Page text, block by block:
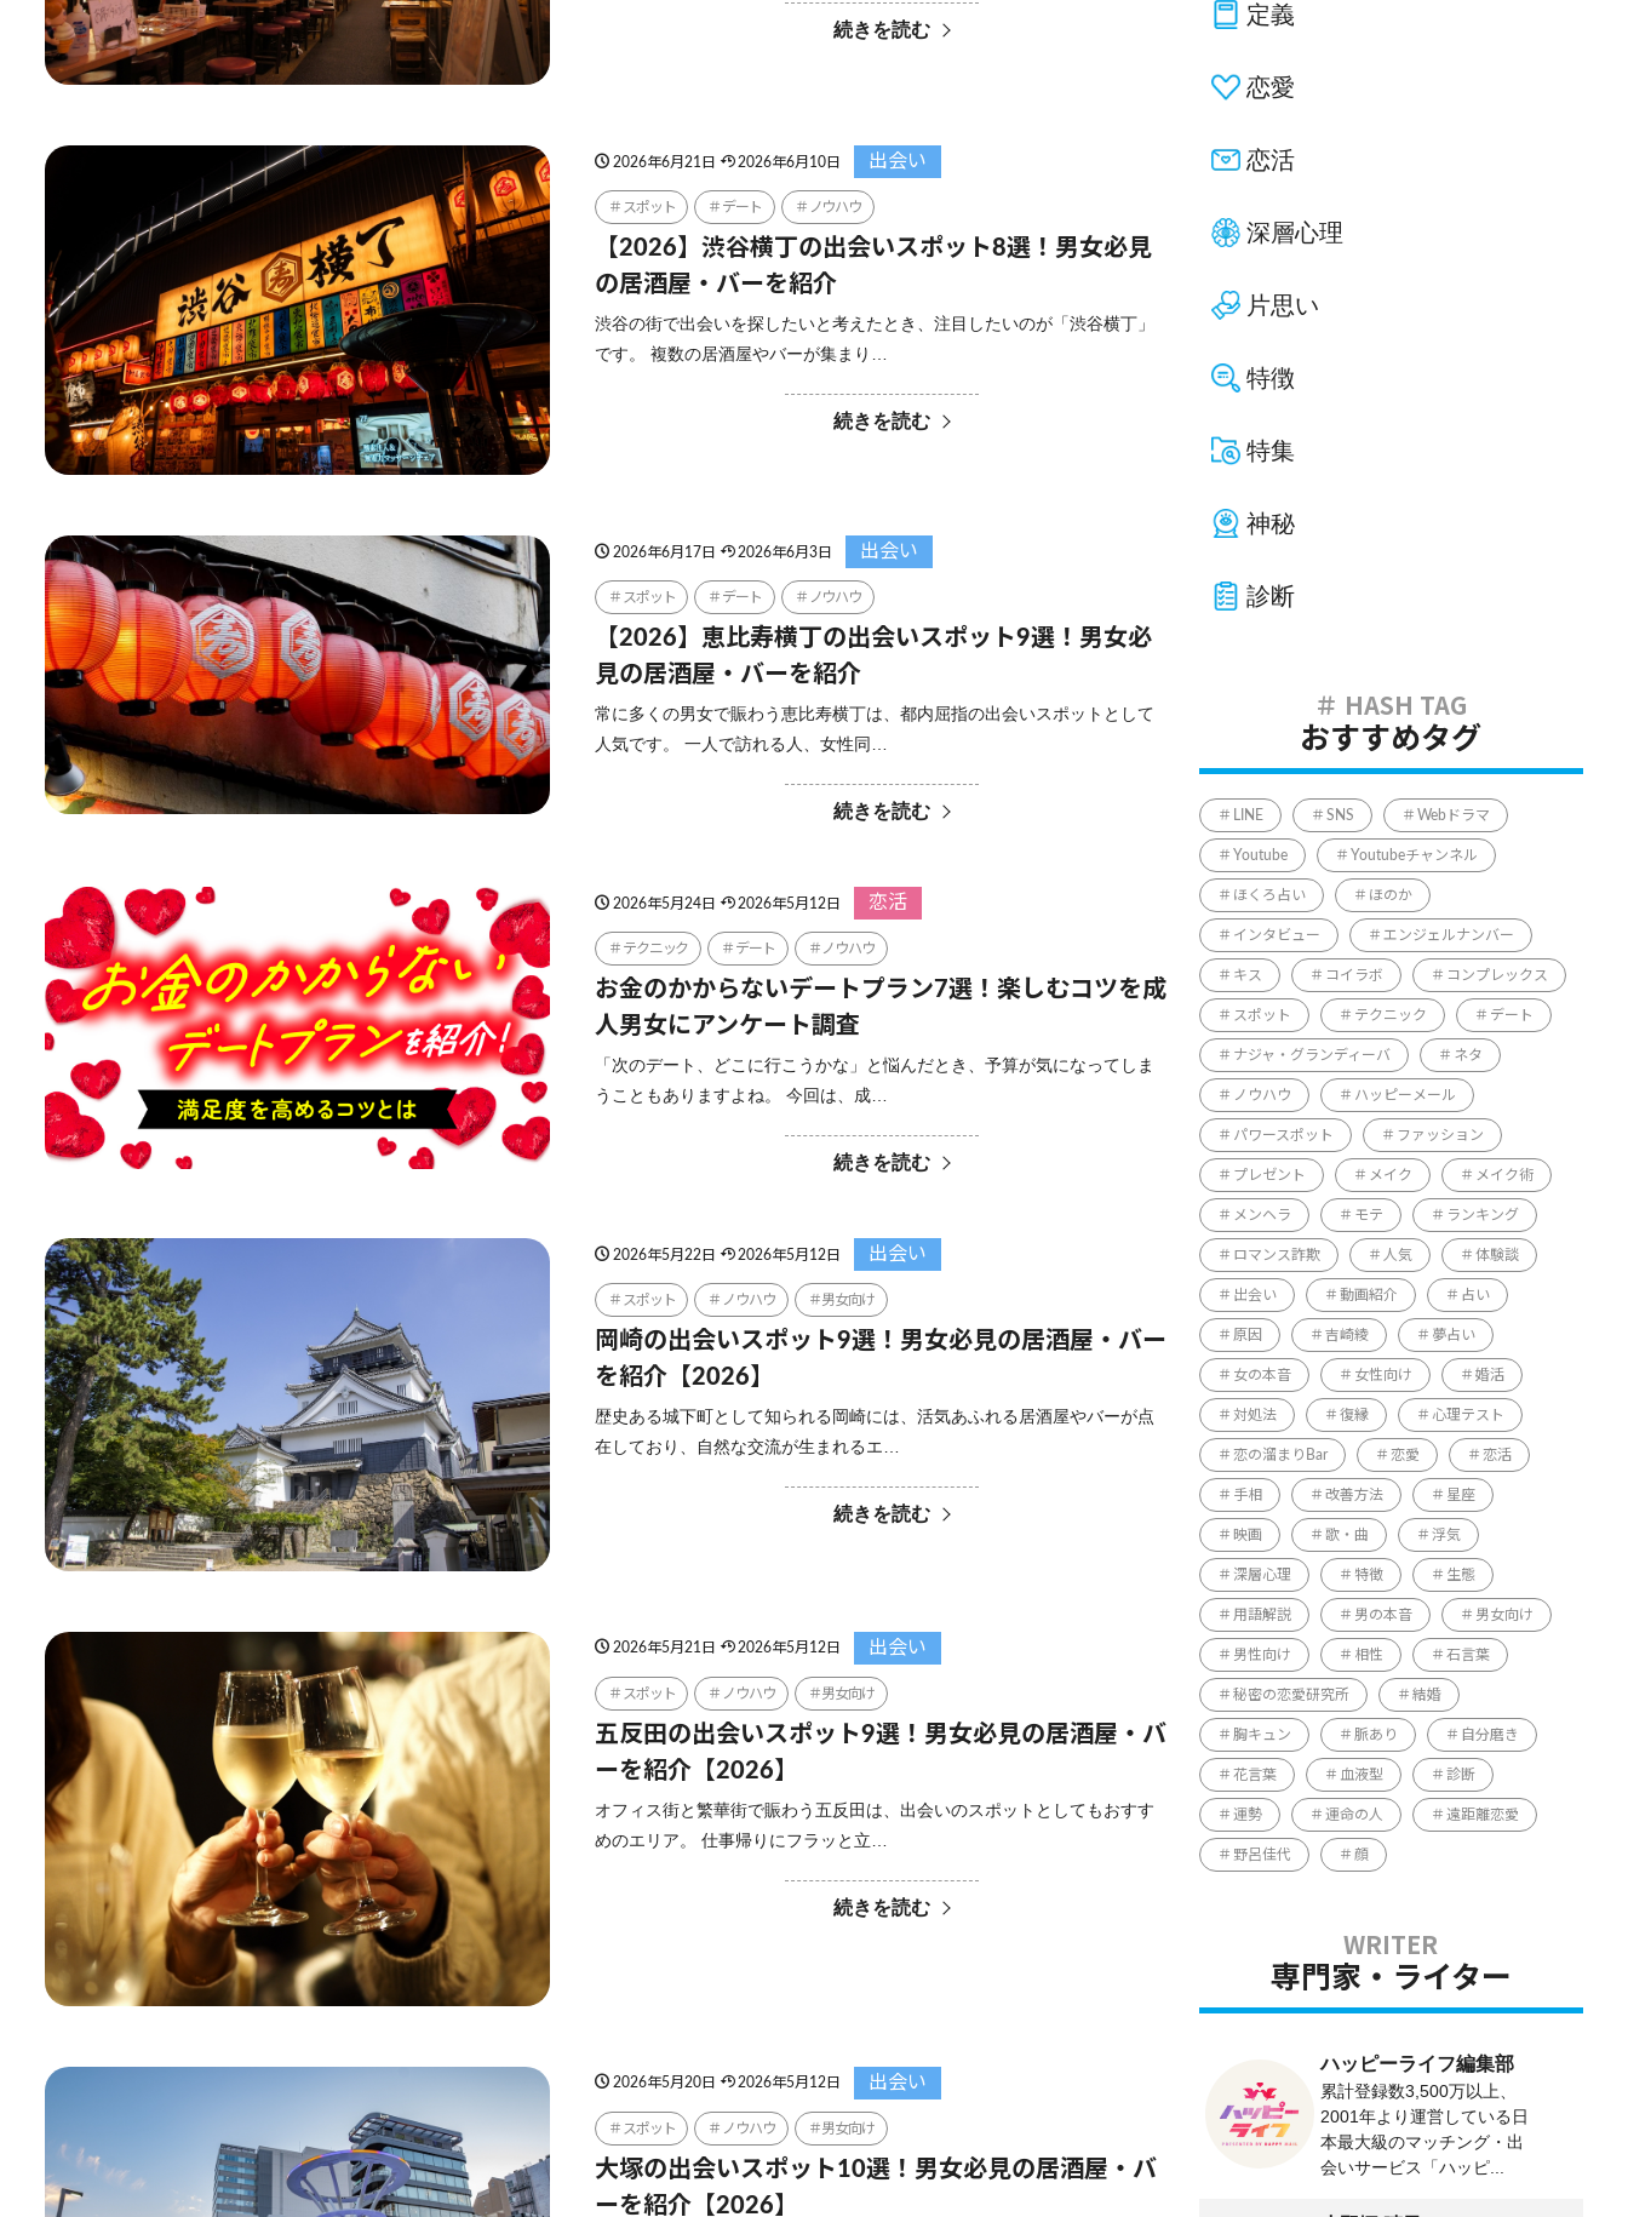
続きを読む
2026年6月21日 2026年6月10日 出会い
スポット デート ノウハウ
【2026】渋谷横丁の出会いスポット8選！男女必見
の居酒屋・バーを紹介
渋谷の街で出会いを探したいと考えたとき、注目したいのが「渋谷横丁」
です。 複数の居酒屋やバーが集まり…
続きを読む
2026年6月17日 2026年6月3日 出会い
スポット デート ノウハウ
【2026】恵比寿横丁の出会いスポット9選！男女必
見の居酒屋・バーを紹介
常に多くの男女で賑わう恵比寿横丁は、都内屈指の出会いスポットとして
人気です。 一人で訪れる人、女性同…
続きを読む
2026年5月24日 2026年5月12日 恋活
テクニック デート ノウハウ
お金のかからないデートプラン7選！楽しむコツを成
人男女にアンケート調査
「次のデート、どこに行こうかな」と悩んだとき、予算が気になってしま
うこともありますよね。 今回は、成…
続きを読む
2026年5月22日 2026年5月12日 出会い
スポット ノウハウ 男女向け
岡崎の出会いスポット9選！男女必見の居酒屋・バー
を紹介【2026】
歴史ある城下町として知られる岡崎には、活気あふれる居酒屋やバーが点
在しており、自然な交流が生まれるエ…
続きを読む
2026年5月21日 2026年5月12日 出会い
スポット ノウハウ 男女向け
五反田の出会いスポット9選！男女必見の居酒屋・バ
ーを紹介【2026】
オフィス街と繁華街で賑わう五反田は、出会いのスポットとしてもおすす
めのエリア。 仕事帰りにフラッと立…
続きを読む
2026年5月20日 2026年5月12日 出会い
スポット ノウハウ 男女向け
大塚の出会いスポット10選！男女必見の居酒屋・バ
ーを紹介【2026】
定義
恋愛
恋活
深層心理
片思い
特徴
特集
神秘
診断
おすすめタグ
LINE SNS Webドラマ
Youtube Youtubeチャンネル
ほくろ占い ほのか
インタビュー エンジェルナンバー
キス コイラボ コンプレックス
スポット テクニック デート
ナジャ・グランディーバ ネタ
ノウハウ ハッピーメール
パワースポット ファッション
プレゼント メイク メイク術
メンヘラ モテ ランキング
ロマンス詐欺 人気 体験談
出会い 動画紹介 占い
原因 吉崎綾 夢占い
女の本音 女性向け 婚活
対処法 復縁 心理テスト
恋の溜まりBar 恋愛 恋活
手相 改善方法 星座
映画 歌・曲 浮気
深層心理 特徴 生態
用語解説 男の本音 男女向け
男性向け 相性 石言葉
秘密の恋愛研究所 結婚
胸キュン 脈あり 自分磨き
花言葉 血液型 診断
運勢 運命の人 遠距離恋愛
野呂佳代 顔
専門家・ライター
ハッピーライフ編集部
累計登録数3,500万以上、
2001年より運営している日
本最大級のマッチング・出
会いサービス「ハッピ...